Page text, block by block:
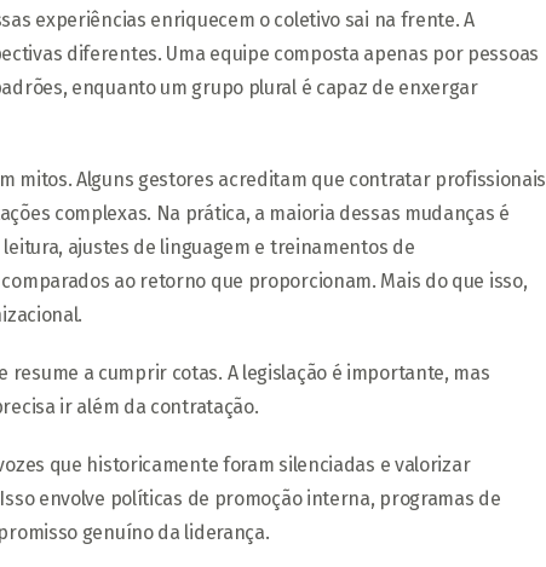
experiências enriquecem o coletivo sai na frente. A
diferentes. Uma equipe composta apenas por pessoas
enquanto um grupo plural é capaz de enxergar
mitos. Alguns gestores acreditam que contratar profissionais
complexas. Na prática, a maioria dessas mudanças é
ajustes de linguagem e treinamentos de
ao retorno que proporcionam. Mais do que isso,
a cumprir cotas. A legislação é importante, mas
ir além da contratação.
que historicamente foram silenciadas e valorizar
envolve políticas de promoção interna, programas de
genuíno da liderança.